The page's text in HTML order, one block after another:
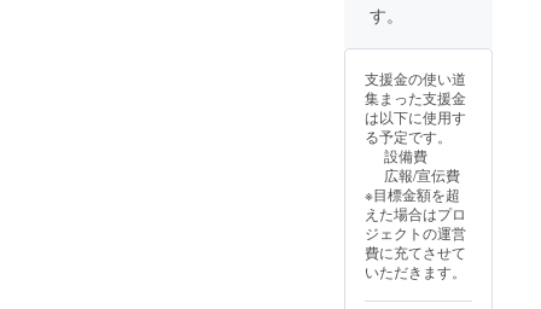
蔵 ・賞
限：製
造日か
ら冷蔵
で5日
・原材
料：
卵、小
麦粉、
油、牛
乳、ホ
イッ
プ、砂
す。
支援金の使い道
集まった支援金
は以下に使用す
る予定です。
設備費
広報/宣伝費
※目標金額を超
えた場合はプロ
ジェクトの運営
費に充てさせて
いただきます。